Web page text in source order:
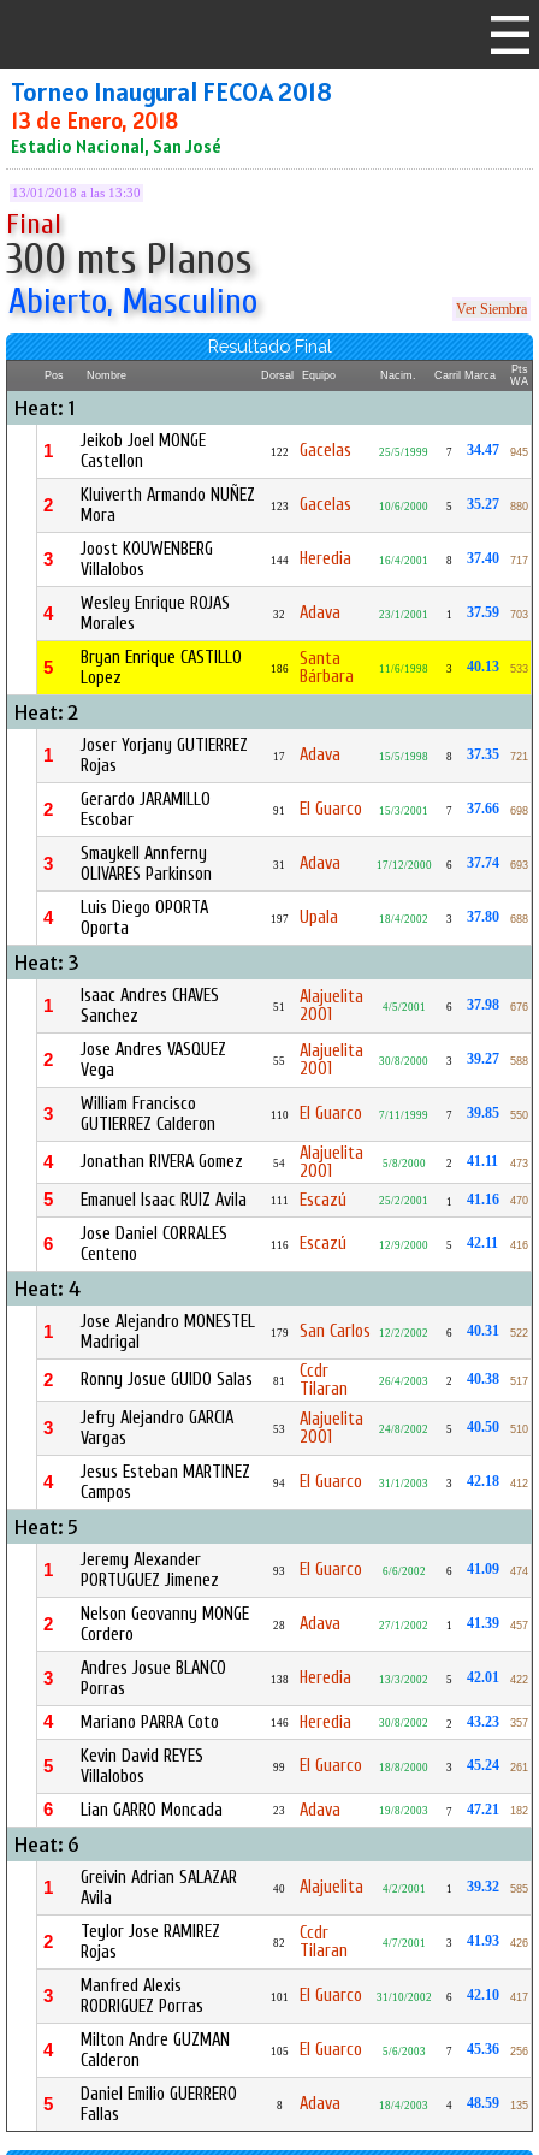
Torneo Inaugural FECOA 2018
13 de Enero, 2018
Estadio Nacional, San José
13/01/2018 a las 13:30
Final
300 mts Planos
Abierto, Masculino Ver Siembra
Resultado Final
Pos Nombre Dorsal Equipo Nacim. Carril Marca
Pts
WA
Heat: 1
1
Jeikob Joel MONGE
Castellon
122 Gacelas 25/5/1999 7 34.47 945
2
Kluiverth Armando NUÑEZ
Mora
123 Gacelas 10/6/2000 5 35.27 880
3
Joost KOUWENBERG
Villalobos
144 Heredia 16/4/2001 8 37.40 717
4
Wesley Enrique ROJAS
Morales
32 Adava 23/1/2001 1 37.59 703
5
Bryan Enrique CASTILLO
Lopez
186
Santa
Bárbara
11/6/1998 3 40.13 533
Heat: 2
1
Joser Yorjany GUTIERREZ
Rojas
17 Adava 15/5/1998 8 37.35 721
2
Gerardo JARAMILLO
Escobar
91 El Guarco 15/3/2001 7 37.66 698
3
Smaykell Annferny
OLIVARES Parkinson
31 Adava 17/12/2000 6 37.74 693
4
Luis Diego OPORTA
Oporta
197 Upala 18/4/2002 3 37.80 688
Heat: 3
1
Isaac Andres CHAVES
Sanchez
51
Alajuelita
2001
4/5/2001 6 37.98 676
2
Jose Andres VASQUEZ
Vega
55
Alajuelita
2001
30/8/2000 3 39.27 588
3
William Francisco
GUTIERREZ Calderon
110 El Guarco 7/11/1999 7 39.85 550
4 Jonathan RIVERA Gomez 54
Alajuelita
2001
5/8/2000 2 41.11 473
5 Emanuel Isaac RUIZ Avila 111 Escazú 25/2/2001 1 41.16 470
6
Jose Daniel CORRALES
Centeno
116 Escazú 12/9/2000 5 42.11 416
Heat: 4
1
Jose Alejandro MONESTEL
Madrigal
179 San Carlos 12/2/2002 6 40.31 522
2 Ronny Josue GUIDO Salas 81
Ccdr
Tilaran
26/4/2003 2 40.38 517
3
Jefry Alejandro GARCIA
Vargas
53
Alajuelita
2001
24/8/2002 5 40.50 510
4
Jesus Esteban MARTINEZ
Campos
94 El Guarco 31/1/2003 3 42.18 412
Heat: 5
1
Jeremy Alexander
PORTUGUEZ Jimenez
93 El Guarco 6/6/2002 6 41.09 474
2
Nelson Geovanny MONGE
Cordero
28 Adava 27/1/2002 1 41.39 457
3
Andres Josue BLANCO
Porras
138 Heredia 13/3/2002 5 42.01 422
4 Mariano PARRA Coto 146 Heredia 30/8/2002 2 43.23 357
5
Kevin David REYES
Villalobos
99 El Guarco 18/8/2000 3 45.24 261
6 Lian GARRO Moncada 23 Adava 19/8/2003 7 47.21 182
Heat: 6
1
Greivin Adrian SALAZAR
Avila
40 Alajuelita 4/2/2001 1 39.32 585
2
Teylor Jose RAMIREZ
Rojas
82
Ccdr
Tilaran
4/7/2001 3 41.93 426
3
Manfred Alexis
RODRIGUEZ Porras
101 El Guarco 31/10/2002 6 42.10 417
4
Milton Andre GUZMAN
Calderon
105 El Guarco 5/6/2003 7 45.36 256
5
Daniel Emilio GUERRERO
Fallas
8 Adava 18/4/2003 4 48.59 135